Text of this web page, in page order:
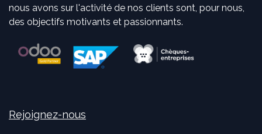
nous avons sur l'activité de nos clients sont, pour nous,
des objectifs motivants et passionnants.
Rejoignez-nous